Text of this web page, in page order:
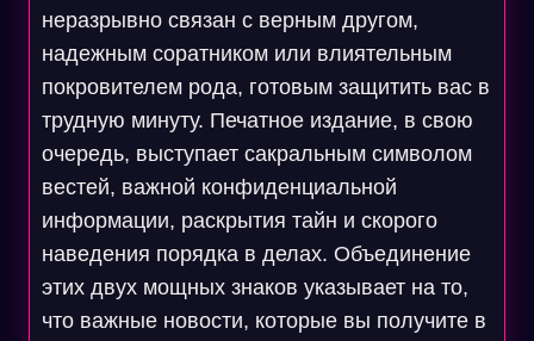
неразрывно связан с верным другом,
надежным соратником или влиятельным
покровителем рода, готовым защитить вас в
трудную минуту. Печатное издание, в свою
очередь, выступает сакральным символом
вестей, важной конфиденциальной
информации, раскрытия тайн и скорого
наведения порядка в делах. Объединение
этих двух мощных знаков указывает на то,
что важные новости, которые вы получите в